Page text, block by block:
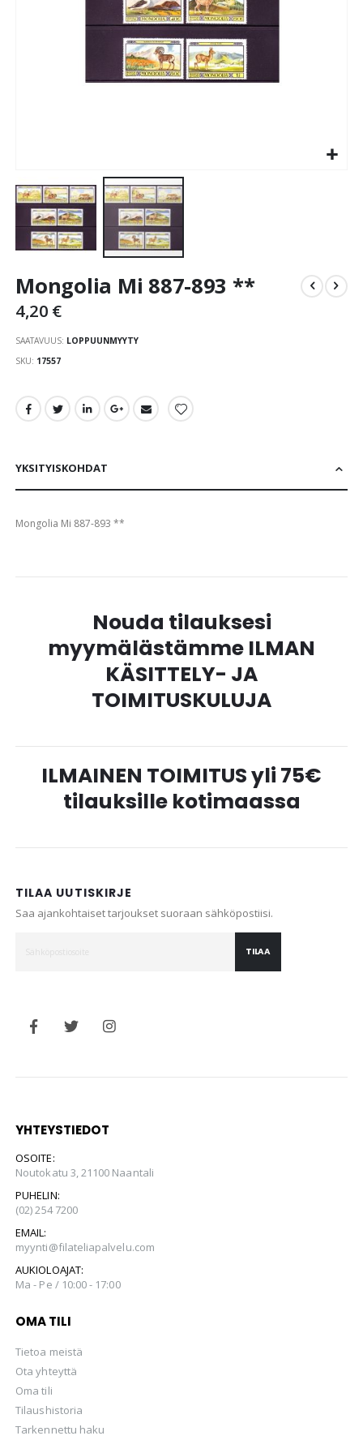
to
beginning
images
Mongolia Mi 887-893 **
4,20 €
SAATAVUUS: LOPPUUNMYYTY
SKU 17557
YKSITYISKOHDAT
Mongolia Mi 887-893 **
Nouda tilauksesi
myymälästämme ILMAN
KÄSITTELY- JA
TOIMITUSKULUJA
ILMAINEN TOIMITUS yli 75€
tilauksille kotimaassa
TILAA UUTISKIRJE
Saa ajankohtaiset tarjoukset suoraan sähköpostiisi.
TILAA
YHTEYSTIEDOT
OSOITE:
Noutokatu 3, 21100 Naantali
PUHELIN:
(02) 254 7200
EMAIL:
myynti@filateliapalvelu.com
AUKIOLOAJAT:
Ma - Pe / 10:00 - 17:00
OMA TILI
Tietoa meistä
Ota yhteyttä
Oma tili
Tilaushistoria
Tarkennettu haku